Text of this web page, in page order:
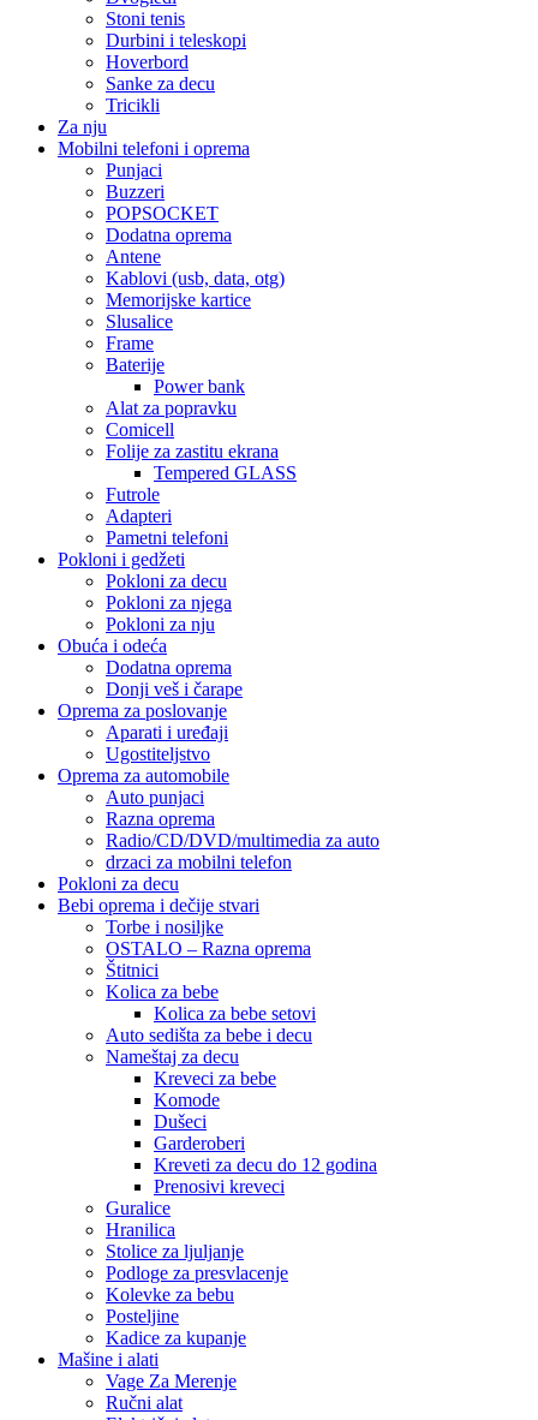
Stoni tenis
Durbini i teleskopi
Hoverbord
Sanke za decu
Tricikli
Za nju
Mobilni telefoni i oprema
Punjaci
Buzzeri
POPSOCKET
Dodatna oprema
Antene
Kablovi (usb, data, otg)
Memorijske kartice
Slusalice
Frame
Baterije
Power bank
Alat za popravku
Comicell
Folije za zastitu ekrana
Tempered GLASS
Futrole
Adapteri
Pametni telefoni
Pokloni i gedžeti
Pokloni za decu
Pokloni za njega
Pokloni za nju
Obuća i odeća
Dodatna oprema
Donji veš i čarape
Oprema za poslovanje
Aparati i uređaji
Ugostiteljstvo
Oprema za automobile
Auto punjaci
Razna oprema
Radio/CD/DVD/multimedia za auto
drzaci za mobilni telefon
Pokloni za decu
Bebi oprema i dečije stvari
Torbe i nosiljke
OSTALO – Razna oprema
Štitnici
Kolica za bebe
Kolica za bebe setovi
Auto sedišta za bebe i decu
Nameštaj za decu
Kreveci za bebe
Komode
Dušeci
Garderoberi
Kreveti za decu do 12 godina
Prenosivi kreveci
Guralice
Hranilica
Stolice za ljuljanje
Podloge za presvlacenje
Kolevke za bebu
Posteljine
Kadice za kupanje
Mašine i alati
Vage Za Merenje
Ručni alat